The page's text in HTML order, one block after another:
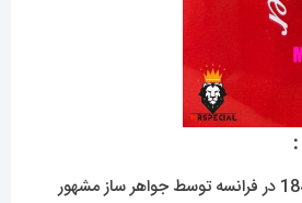
برای اولین بار در سال 1847 در فرانسه توسط جواهر ساز مشهور